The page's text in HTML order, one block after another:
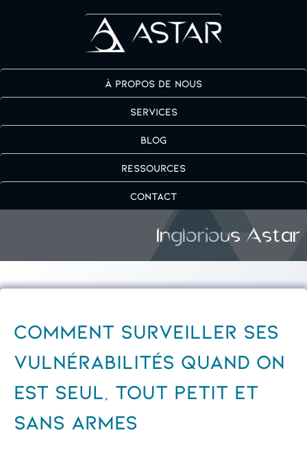
À propos de nous
Services
Blog
Ressources
Contact
Inglorious Astar
Comment surveiller ses
vulnérabilités quand on
est seul, tout petit et
sans armes